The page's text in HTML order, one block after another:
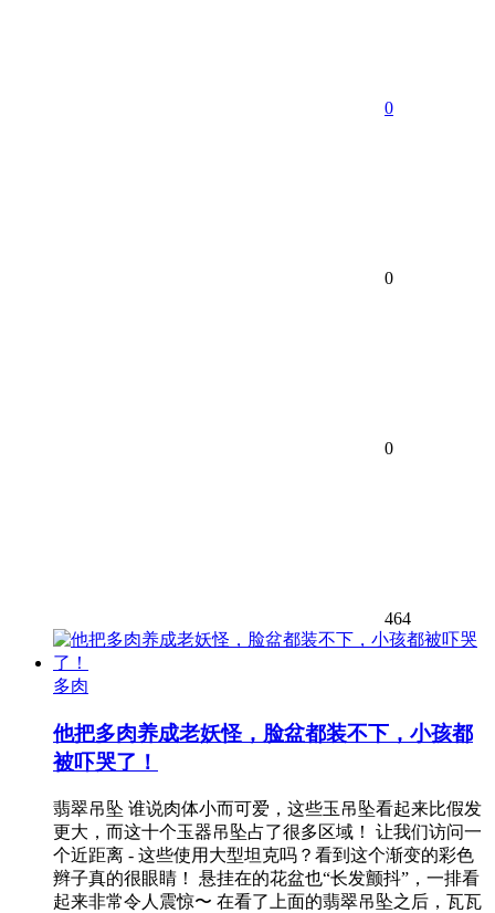
0
0
0
464
多肉
他把多肉养成老妖怪，脸盆都装不下，小孩都
被吓哭了！
翡翠吊坠 谁说肉体小而可爱，这些玉吊坠看起来比假发
更大，而这十个玉器吊坠占了很多区域！ 让我们访问一
个近距离 - 这些使用大型坦克吗？看到这个渐变的彩色
辫子真的很眼睛！ 悬挂在的花盆也“长发颤抖”，一排看
起来非常令人震惊〜 在看了上面的翡翠吊坠之后，瓦瓦